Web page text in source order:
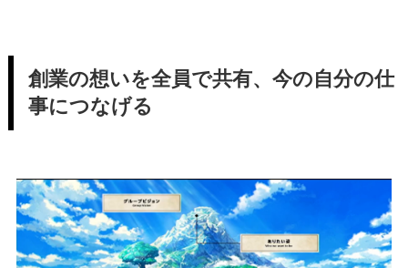
創業の想いを全員で共有、今の自分の仕
事につなげる